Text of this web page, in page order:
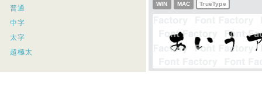
普通
中字
太字
超極太
WIN MAC TrueType